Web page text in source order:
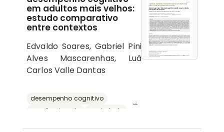
em adultos mais velhos:
estudo comparativo
entre contextos
Edvaldo Soares, Gabriel Pini
Alves Mascarenhas, Luã
Carlos Valle Dantas
desempenho cognitivo
envelhecimento
ansiedade
...